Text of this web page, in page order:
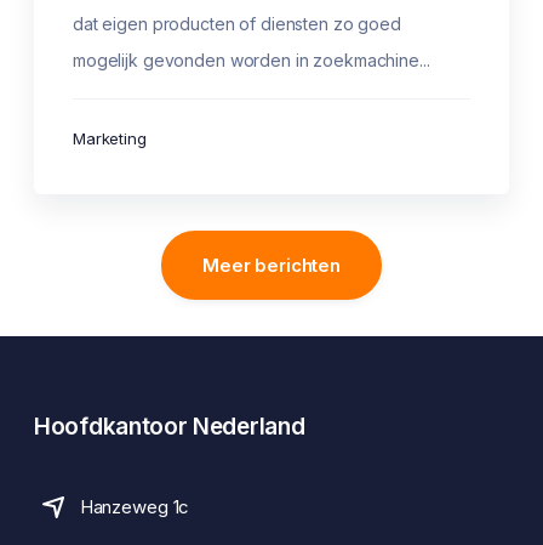
dat eigen producten of diensten zo goed
mogelijk gevonden worden in zoekmachine...
Marketing
Meer berichten
Hoofdkantoor Nederland
Hanzeweg 1c